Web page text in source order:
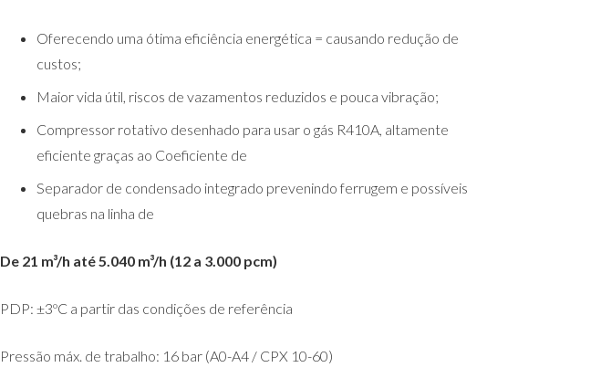
Oferecendo uma ótima eficiência energética = causando redução de
custos;
Maior vida útil, riscos de vazamentos reduzidos e pouca vibração;
Compressor rotativo desenhado para usar o gás R410A, altamente
eficiente graças ao Coeficiente de
Separador de condensado integrado prevenindo ferrugem e possíveis
quebras na linha de
De 21 m³/h até 5.040 m³/h (12 a 3.000 pcm)
PDP: ±3ºC a partir das condições de referência
Pressão máx. de trabalho: 16 bar (A0-A4 / CPX 10-60)